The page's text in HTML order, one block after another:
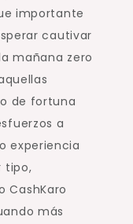
importante
cautivar
mañana zero
de fortuna
a
experiencia
tipo,
CashKaro
más